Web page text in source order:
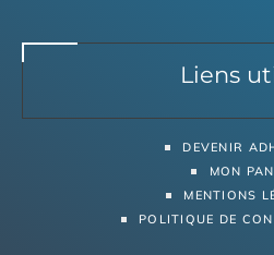
Liens
DEVENIR
MON
MENTIONS
POLITIQUE DE